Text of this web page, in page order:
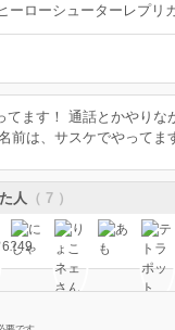
ーローシューターレプリ
てます！ 通話とかやりな
前は、サスケでやってま
人 （ 7 ）